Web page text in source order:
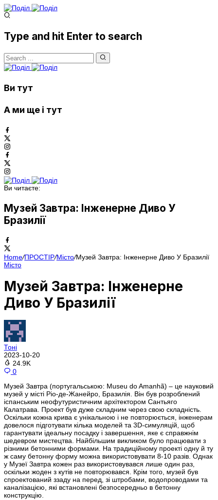
Type and hit Enter to search
Ви тут
А ми ще і тут
Ви читаєте:
Музей Завтра: Інженерне Диво У
Бразилії
Home/ПРОСТІР/Місто/Музей Завтра: Інженерне Диво У Бразилії
Місто
Музей Завтра: Інженерне
Диво У Бразилії
Тоні
2023-10-20
24.9K
0
Музей Завтра (португальською: Museu do Amanhã) – це науковий
музей у місті Ріо-де-Жанейро, Бразилія. Він був розроблений
іспанським неофутуристичним архітектором Сантьяго
Калатрава. Проект був дуже складним через свою складність.
Оскільки кожна крива є унікальною і не повторюється, інженерам
довелося підготувати кілька моделей та 3D-симуляцій, щоб
гарантувати ідеальну посадку і завершення, яке є справжнім
шедевром мистецтва. Найбільшим викликом було працювати з
різними бетонними формами. На традиційному проекті одну й ту
ж саму бетонну форму можна використовувати 8-10 разів. Однак
у Музеї Завтра кожен раз використовувався лише один раз,
оскільки жоден з кутів не повторювався. Крім того, музей був
спроектований ззаду на перед, зі штробами, водопроводами та
каналізацією, які встановлені безпосередньо в бетонну
конструкцію.